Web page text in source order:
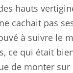
hauts
cachait pas
à suivre le
ce qui était
de monter sur